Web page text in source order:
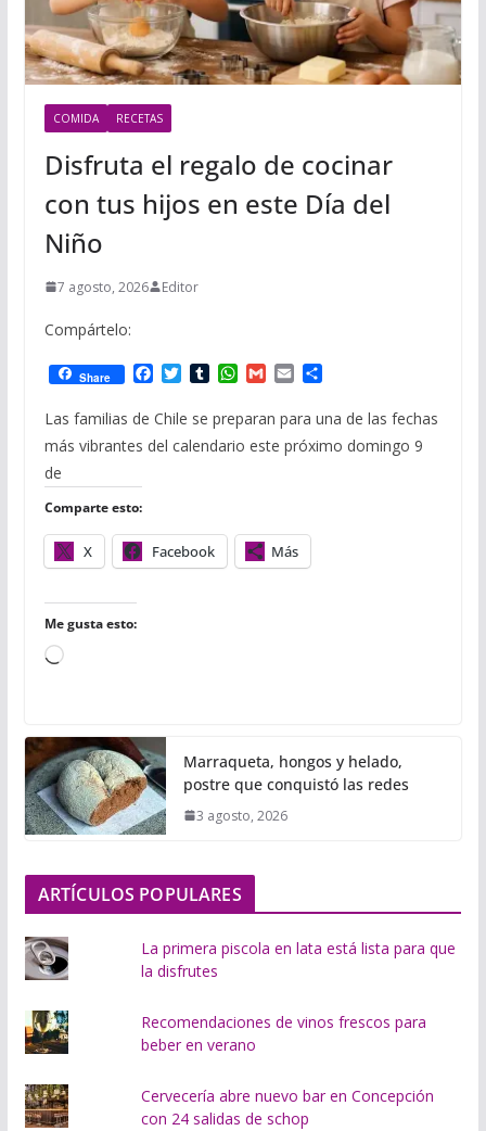
COMIDA RECETAS
Disfruta el regalo de cocinar
con tus hijos en este Día del
Niño
7 agosto, 2026 Editor
Compártelo:
Share
F
c
e
b
T
i
t
t
T
m
b
l
W
a
t
s
G
a
i
l
E
a
i
l
C
m
p
a
Las familias de Chile se preparan para una de las fechas
más vibrantes del calendario este próximo domingo 9
de
Comparte esto:
X Facebook Más
Me gusta esto:
C
g
a
n
d
.
.
Marraqueta, hongos y helado,
postre que conquistó las redes
3 agosto, 2026
ARTÍCULOS POPULARES
La primera piscola en lata está lista para que
la disfrutes
Recomendaciones de vinos frescos para
beber en verano
Cervecería abre nuevo bar en Concepción
con 24 salidas de schop